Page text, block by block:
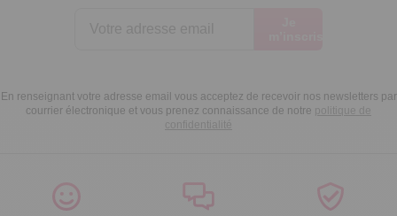
En renseignant votre adresse email vous acceptez de recevoir nos newsletters par
courrier électronique et vous prenez connaissance de notre politique de
confidentialité